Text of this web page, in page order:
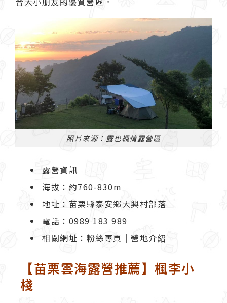
照片來源：露也楓情露營區
露營資訊
海拔：約760-830m
地址：苗栗縣泰安鄉大興村部落
電話：0989 183 989
相關網址： 粉絲專頁 ｜ 營地介紹
【苗栗雲海露營推薦】楓李小
棧